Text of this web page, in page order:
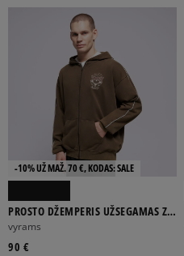
-10% UŽ MAŽ. 70 €, KODAS: SALE
PROSTO DŽEMPERIS UŽSEGAMAS ZIP
HOODIE ATHLETIC WASHED BROWN
vyrams
90 €